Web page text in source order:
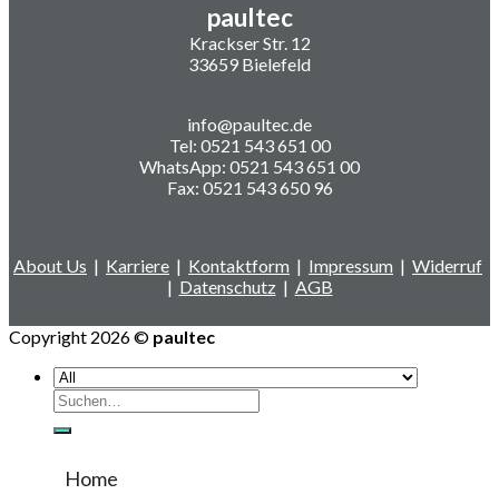
paultec
Krackser Str. 12
33659 Bielefeld
info@paultec.de
Tel: 0521 543 651 00
WhatsApp: 0521 543 651 00
Fax: 0521 543 650 96
About Us | Karriere | Kontaktform | Impressum | Widerruf
| Datenschutz| AGB
Copyright 2026 © paultec
Suchen
nach:
Home